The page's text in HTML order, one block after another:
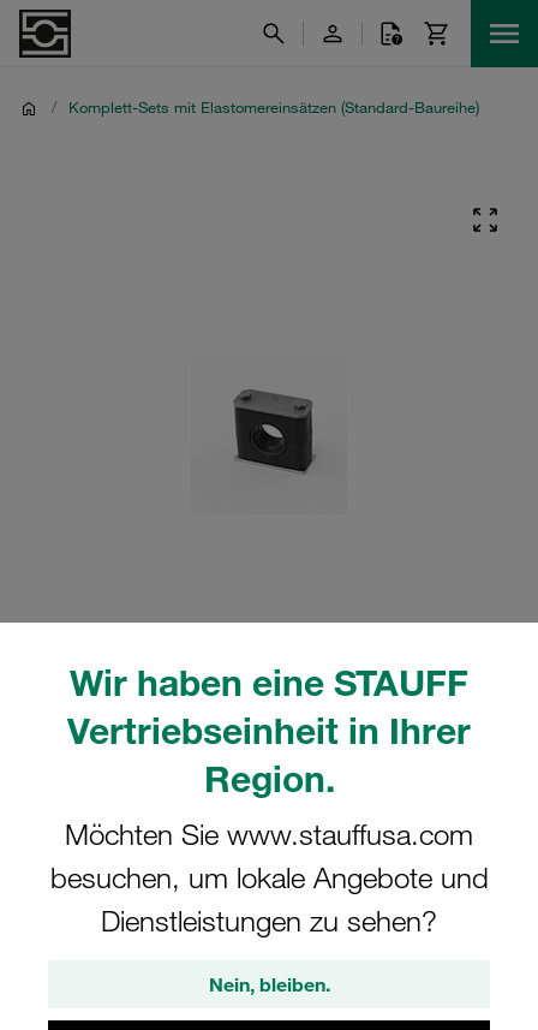
Wir haben eine STAUFF
Vertriebseinheit in Ihrer
Region.
Möchten Sie www.stauffusa.com
besuchen, um lokale Angebote und
Dienstleistungen zu sehen?
Nein, bleiben.
/ Komplett-Sets mit Elastomereinsätzen (Standard-Baureihe)
Bitte beachten Sie: Das Bild dient nur zur Veranschaulichung und kann vom
tatsächlichen Produkt abweichen.
Mehr anzeigen
Komplettschelle Standard-Baureihe Gr.
4 Ø12mm Polyamid W10 Deckpl., AS-
Schraube Anschweißpl., kurz
SP-412-PA-R-DP-AS-M-W10
STAUFF Materialnr. 1110001134